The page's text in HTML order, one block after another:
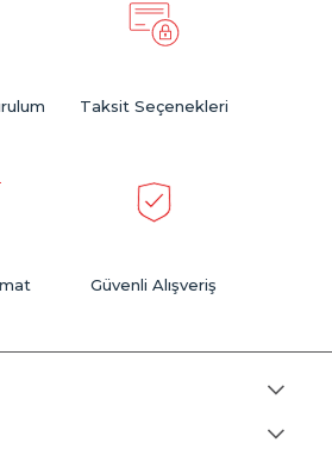
Taksit Seçenekleri
Güvenli Alışveriş